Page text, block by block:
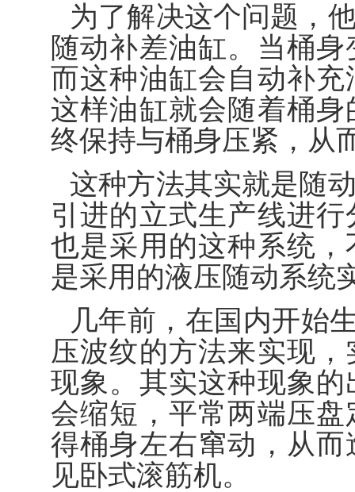
为了解决这个问题，
随动补差油缸。当桶
而这种油缸会自动补
这样油缸就会随着桶
终保持与桶身压紧，从
这种方法其实就是随
引进的立式生产线进
也是采用的这种系统
是采用的液压随动系统
几年前，在国内开始
压波纹的方法来实现
现象。其实这种现象
会缩短，平常两端压
得桶身左右窜动，从
见卧式滚筋机。